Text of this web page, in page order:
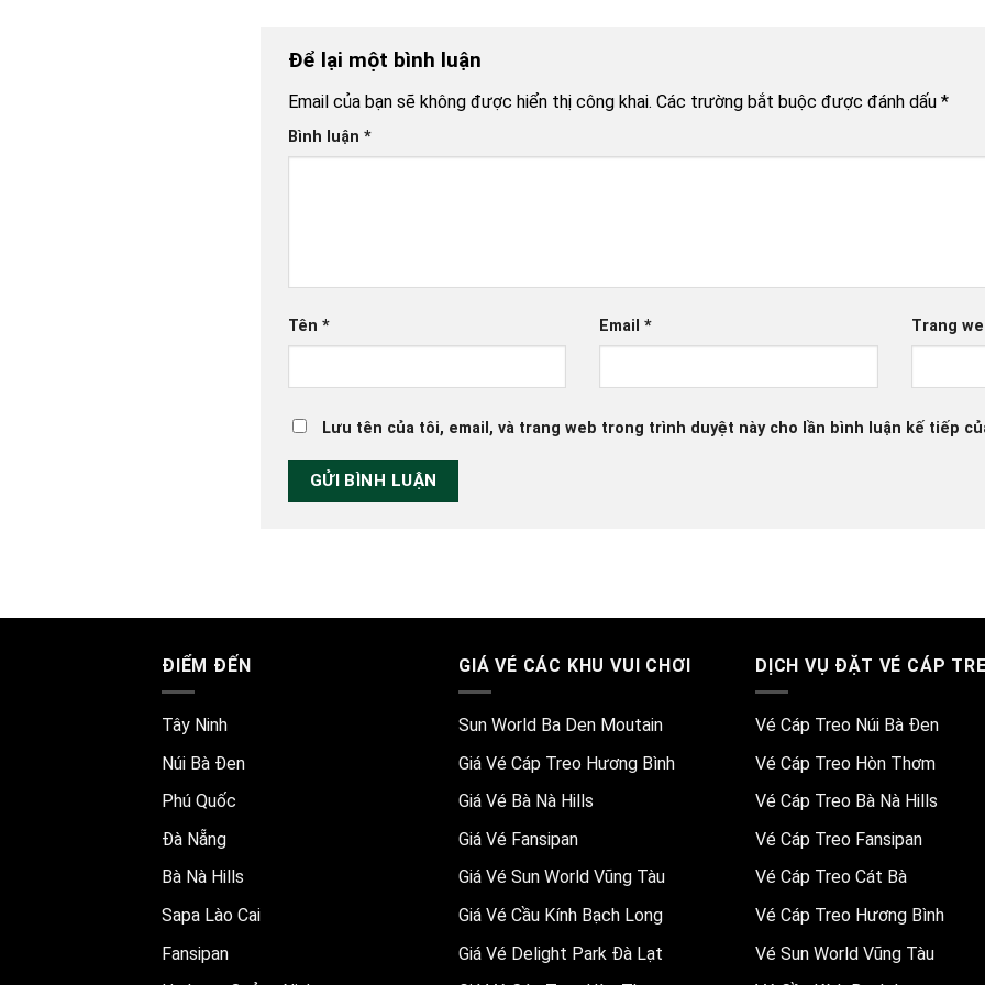
Để lại một bình luận
Email của bạn sẽ không được hiển thị công khai. Các trường bắt buộc được đánh dấu *
Bình luận *
Tên * Email* Trang
Lưu tên của tôi, email, và trang web trong trình duyệt này cho lần bình luận kế tiếp
ĐIỂM ĐẾN
Tây Ninh
Núi Bà Đen
Phú Quốc
Đà Nẵng
Bà Nà Hills
Sapa Lào Cai
Fansipan
GIÁ VÉ CÁC KHU VUI CHƠI
Sun World Ba Den Moutain
Giá Vé Cáp Treo Hương Bình
Giá Vé Bà Nà Hills
Giá Vé Fansipan
Giá Vé Sun World Vũng Tàu
Giá Vé Cầu Kính Bạch Long
Giá Vé Delight Park Đà Lạt
DỊCH VỤ ĐẶT VÉ CÁP
Vé Cáp Treo Núi Bà Đen
Vé Cáp Treo Hòn Thơm
Vé Cáp Treo Bà Nà Hills
Vé Cáp Treo Fansipan
Vé Cáp Treo Cát Bà
Vé Cáp Treo Hương Bình
Vé Sun World Vũng Tàu